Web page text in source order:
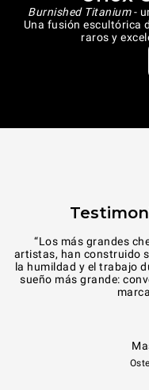
Burnished Titanium-
Una fusión escultórica
raros y
“Los más grandes
artistas, han construido
la humildad y el trabajo
sueño más grande: